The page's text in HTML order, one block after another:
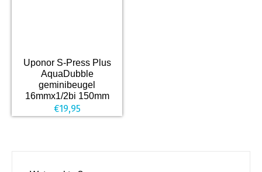
Uponor S-Press Plus
AquaDubble
geminibeugel
16mmx1/2bi 150mm
€19,95